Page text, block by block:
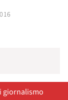
giornalismo